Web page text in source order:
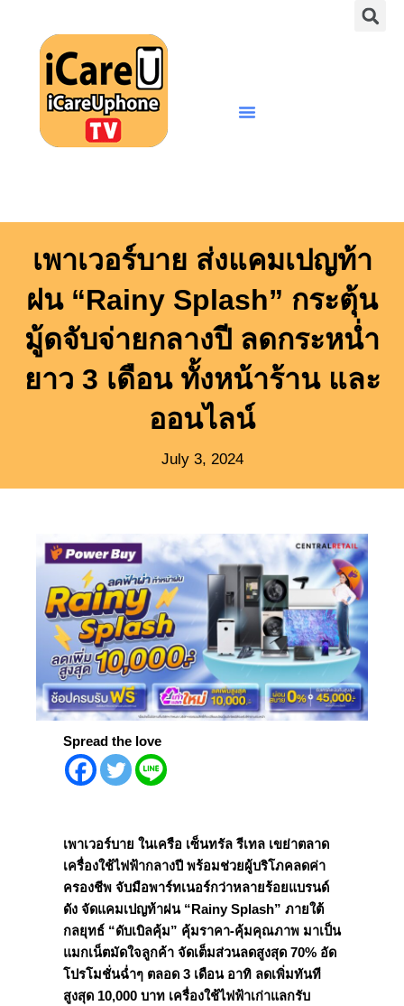
content
เพาเวอร์บาย ส่งแคมเปญท้า
ฝน “Rainy Splash” กระตุ้น
มู้ดจับจ่ายกลางปี ลดกระหน่ำ
ยาว 3 เดือน ทั้งหน้าร้าน และ
ออนไลน์
July 3, 2024
Spread the love
เพาเวอร์บาย ในเครือ เซ็นทรัล รีเทล เขย่าตลาด
เครื่องใช้ไฟฟ้ากลางปี พร้อมช่วยผู้บริโภคลดค่า
ครองชีพ จับมือพาร์ทเนอร์กว่าหลายร้อยแบรนด์
ดัง จัดแคมเปญท้าฝน “Rainy Splash” ภายใต้
กลยุทธ์ “ดับเบิลคุ้ม” คุ้มราคา-คุ้มคุณภาพ มาเป็น
แมกเน็ตมัดใจลูกค้า จัดเต็มส่วนลดสูงสุด 70% อัด
โปรโมชั่นฉ่ำๆ ตลอด 3 เดือน อาทิ ลดเพิ่มทันที
สูงสุด 10,000 บาท เครื่องใช้ไฟฟ้าเก่าแลกรับ